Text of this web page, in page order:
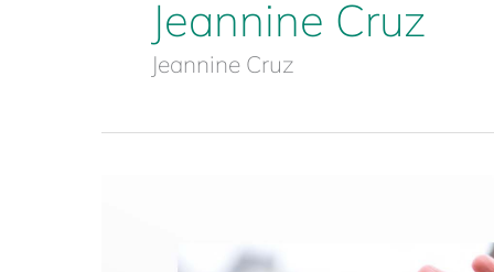
Jeannine Cruz
Jeannine Cruz